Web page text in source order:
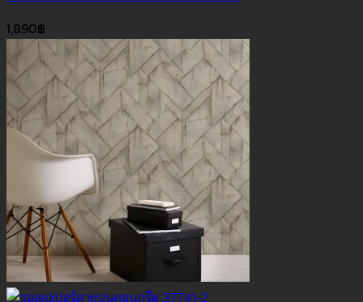
1,890฿